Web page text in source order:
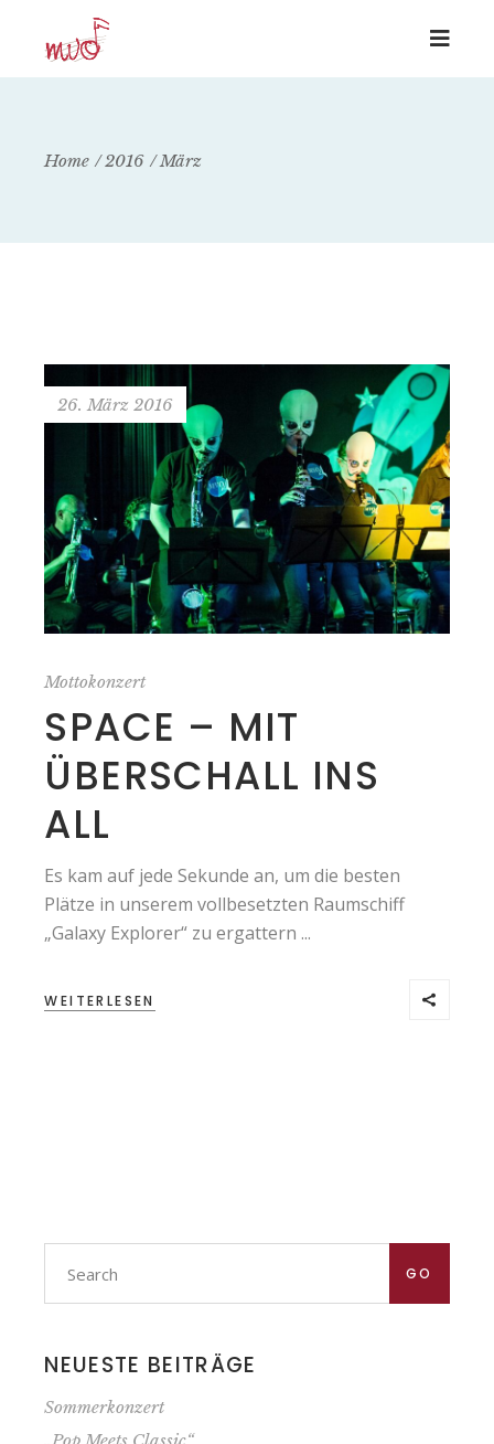
Home 2016 März
26. März 2016
Mottokonzert
SPACE – MIT
ÜBERSCHALL INS
ALL
Es kam auf jede Sekunde an, um die besten
Plätze in unserem vollbesetzten Raumschiff
„Galaxy Explorer“ zu ergattern ...
WEITERLESEN
Search
for: GO
NEUESTE BEITRÄGE
Sommerkonzert